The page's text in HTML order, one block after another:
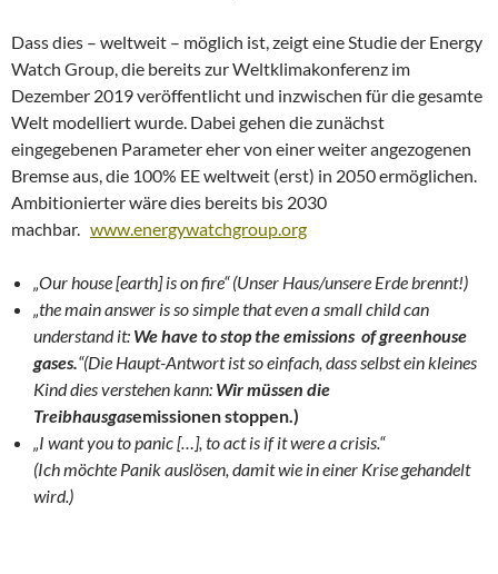
Dass dies – weltweit – möglich ist, zeigt eine Studie der Energy
Watch Group, die bereits zur Weltklimakonferenz im
Dezember 2019 veröffentlicht und inzwischen für die gesamte
Welt modelliert wurde. Dabei gehen die zunächst
eingegebenen Parameter eher von einer weiter angezogenen
Bremse aus, die 100% EE weltweit (erst) in 2050 ermöglichen.
Ambitionierter wäre dies bereits bis 2030
machbar. www.energywatchgroup.org
„Our house [earth] is on fire“ (Unser Haus/unsere Erde brennt!)
„the main answer is so simple that even a small child can
understand it: We have to stop the emissions of greenhouse
gases.“(Die Haupt-Antwort ist so einfach, dass selbst ein kleines
Kind dies verstehen kann: Wir müssen die
Treibhausgasemissionen stoppen.)
„I want you to panic […], to act is if it were a crisis.“
(Ich möchte Panik auslösen, damit wie in einer Krise gehandelt
wird.)